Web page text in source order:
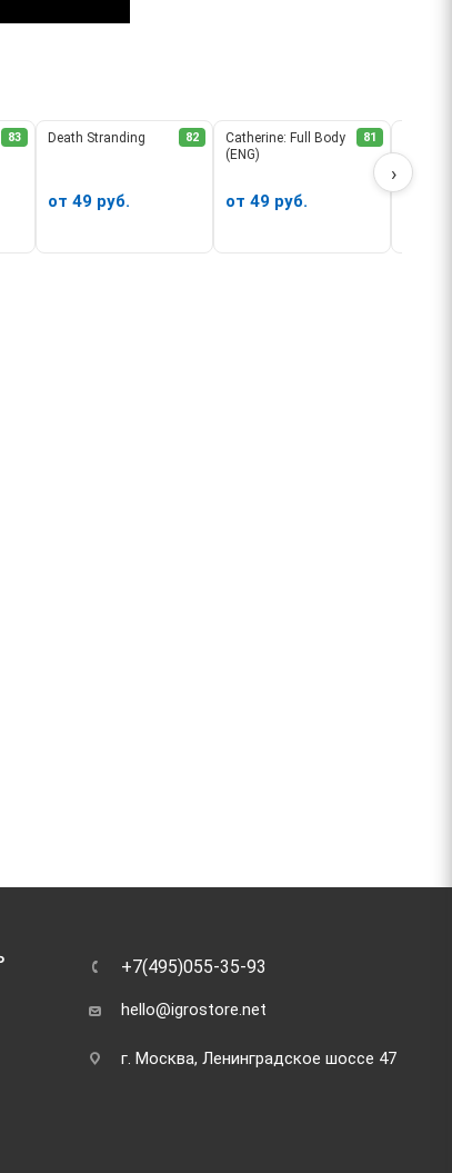
›
83 82
Death Stranding
от 49 руб.
81
Catherine: Full Body
(ENG)
от 49 руб.
+7(495)055-35-93
hello@igrostore.net
г. Москва, Ленинградское шоссе 47